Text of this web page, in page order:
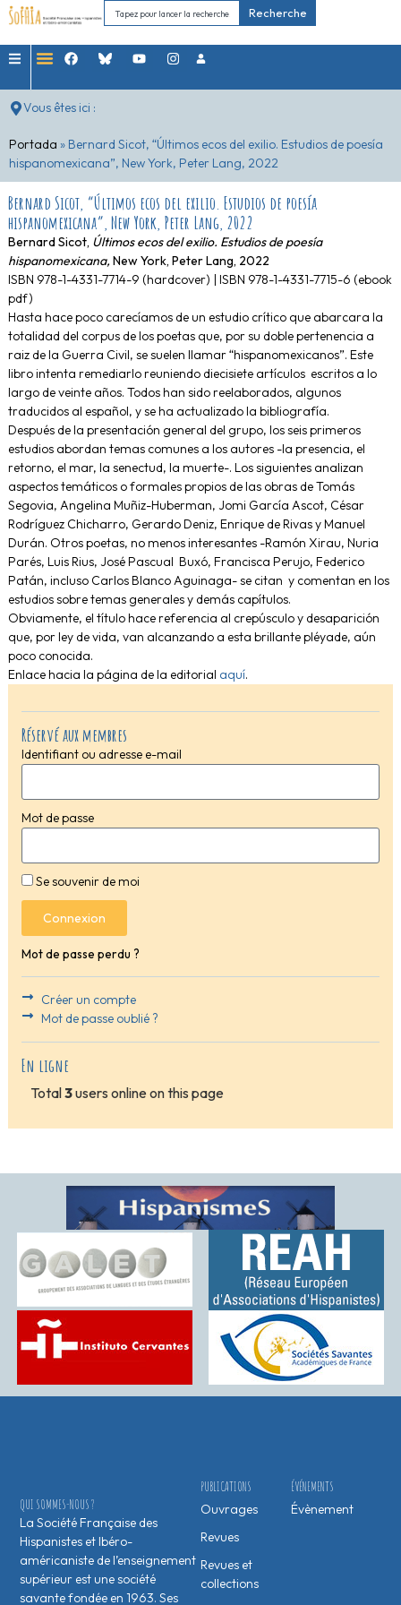
Recherche
Vous êtes ici :
Portada » Bernard Sicot, “Últimos ecos del exilio. Estudios de poesía
hispanomexicana”, New York, Peter Lang, 2022
Réservé aux membres
Identifiant ou adresse e-mail
Mot de passe
Se souvenir de moi
Connexion
Mot de passe perdu ?
Créer un compte
Mot de passe oublié ?
En ligne
Total3users online on this page
Bernard Sicot, “Últimos ecos del exilio. Estudios de poesía
hispanomexicana”, New York, Peter Lang, 2022
Bernard Sicot, Últimos ecos del exilio. Estudios de poesía
hispanomexicana, New York, Peter Lang, 2022
ISBN 978-1-4331-7714-9 (hardcover) | ISBN 978-1-4331-7715-6 (ebook
pdf)
Hasta hace poco carecíamos de un estudio crítico que abarcara la
totalidad del corpus de los poetas que, por su doble pertenencia a
raiz de la Guerra Civil, se suelen llamar “hispanomexicanos”. Este
libro intenta remediarlo reuniendo diecisiete artículos escritos a lo
largo de veinte años. Todos han sido reelaborados, algunos
traducidos al español, y se ha actualizado la bibliografía.
Después de la presentación general del grupo, los seis primeros
estudios abordan temas comunes a los autores -la presencia, el
retorno, el mar, la senectud, la muerte-. Los siguientes analizan
aspectos temáticos o formales propios de las obras de Tomás
Segovia, Angelina Muñiz-Huberman, Jomi García Ascot, César
Rodríguez Chicharro, Gerardo Deniz, Enrique de Rivas y Manuel
Durán. Otros poetas, no menos interesantes -Ramón Xirau, Nuria
Parés, Luis Rius, José Pascual Buxó, Francisca Perujo, Federico
Patán, incluso Carlos Blanco Aguinaga- se citan y comentan en los
estudios sobre temas generales y demás capítulos.
Obviamente, el título hace referencia al crepúsculo y desaparición
que, por ley de vida, van alcanzando a esta brillante pléyade, aún
poco conocida.
Enlace hacia la página de la editorial aquí.
ÉVÉNEMENTS
Évènement
PUBLICATIONS
Ouvrages
Revues
Revues et
collections
QUI SOMMES-NOUS ?
La Société Française des
Hispanistes et Ibéro-
américaniste de l’enseignement
supérieur est une société
savante fondée en 1963. Ses